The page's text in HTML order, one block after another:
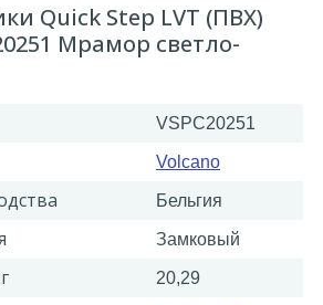
Quick Step LVT (ПВХ)
Мрамор светло-
VSPC20251
Volcano
Бельгия
Замковый
20,29